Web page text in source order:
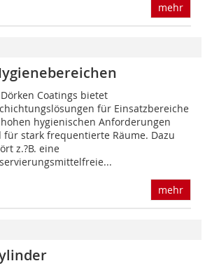
mehr
Coatings bietet
für Einsatzbereiche
hygienischen Anforderungen
für stark frequentierte Räume. Dazu
z.?B. eine
mehr